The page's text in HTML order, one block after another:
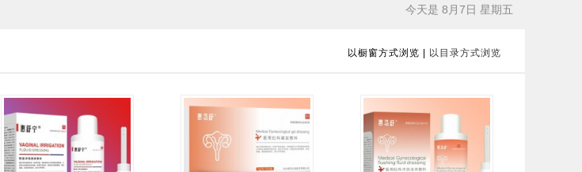
今天是 8月7日 星期五
以橱窗方式浏览 以目录方式浏览